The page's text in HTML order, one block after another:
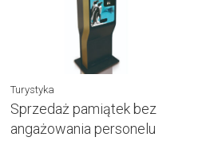
Turystyka
Sprzedaż pamiątek bez
angażowania personelu